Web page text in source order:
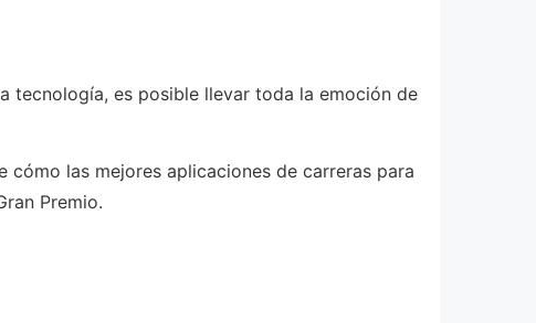
tecnología, es posible llevar toda la emoción de
cómo las mejores aplicaciones de carreras para
Premio.